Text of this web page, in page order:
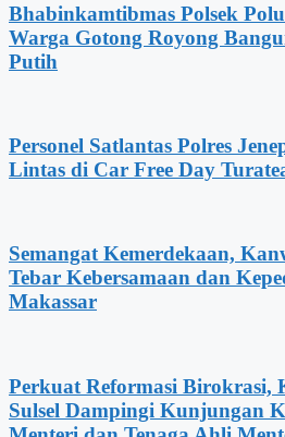
Bhabinkamtibmas Polsek
Warga Gotong Royong
Putih
Personel Satlantas Polres
Lintas di Car Free Day
Semangat Kemerdekaan,
Tebar Kebersamaan dan
Makassar
Perkuat Reformasi Birokrasi,
Sulsel Dampingi Kunjungan